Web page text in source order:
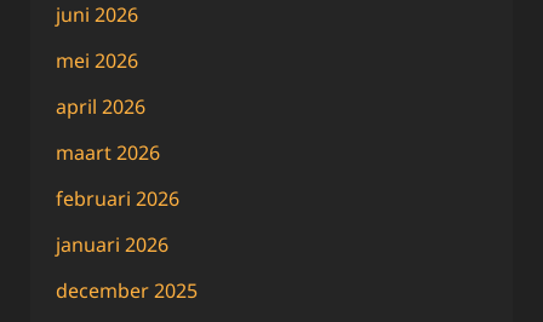
juni 2026
mei 2026
april 2026
maart 2026
februari 2026
januari 2026
december 2025